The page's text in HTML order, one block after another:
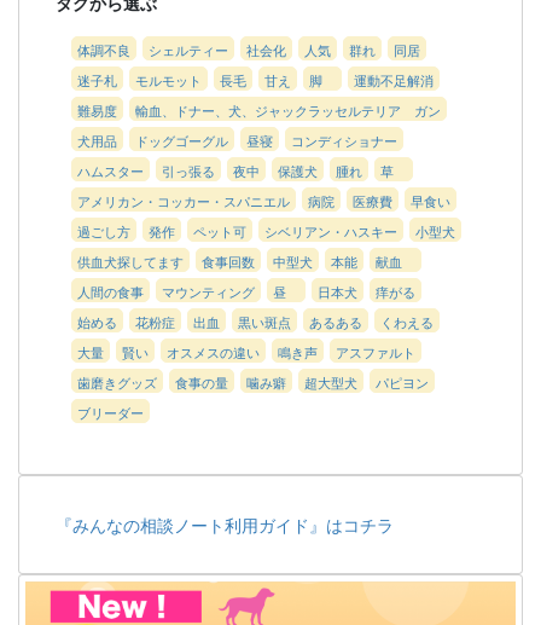
体調不良 シェルティー 社会化 人気 群れ
同居
迷子札
モルモット 長毛 甘え 脚
運動不足解消
難易度
輸血、ドナー、犬、ジャックラッセルテリア ガン
犬用品
ドッグゴーグル 昼寝
コンディショナー
ハムスター
引っ張る 夜中 保護犬 腫れ
草
アメリカン・コッカー・スパニエル
病院 医療費
早食い
過ごし方
発作 ペット可 シベリアン・ハスキー
小型犬
供血犬探してます
食事回数 中型犬 本能
献血
人間の食事
マウンティング 昼 日本犬
痒がる
始める
花粉症 出血 黒い斑点 あるある
くわえる
大量
賢い オスメスの違い 鳴き声
アスファルト
歯磨きグッズ
食事の量 噛み癖 超大型犬
パピヨン
ブリーダー
『みんなの相談ノート利用ガイド』はコチラ